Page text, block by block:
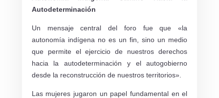
Autodeterminación
Un mensaje central del foro fue que «la
autonomía indígena no es un fin, sino un medio
que permite el ejercicio de nuestros derechos
hacia la autodeterminación y el autogobierno
desde la reconstrucción de nuestros territorios».
Las mujeres jugaron un papel fundamental en el